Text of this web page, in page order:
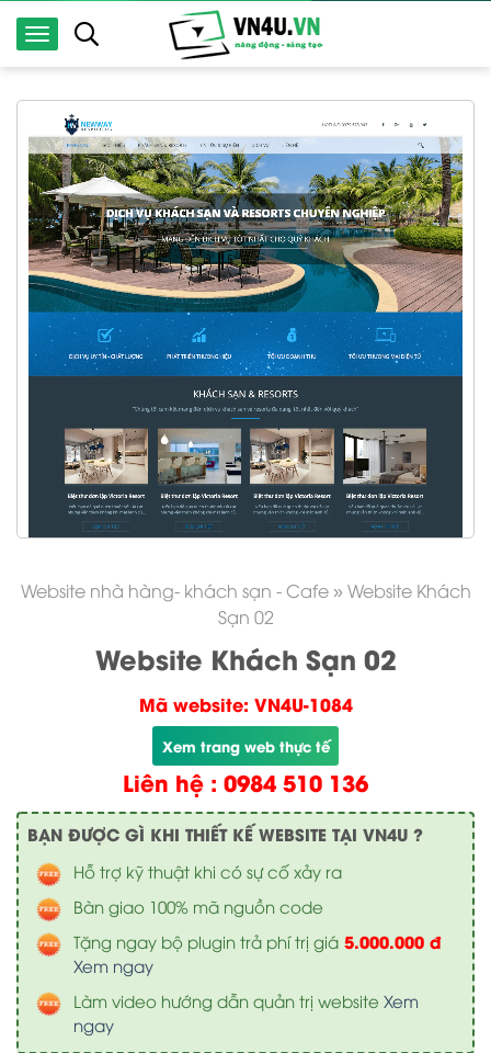
Website nhà hàng- khách sạn - Cafe» Website Khách
Sạn 02
Website Khách Sạn 02
Mã website: VN4U-1084
Xem trang web thực tế
Liên hệ : 0984 510 136
BẠN ĐƯỢC GÌ KHI THIẾT KẾ WEBSITE TẠI VN4U ?
Hỗ trợ kỹ thuật khi có sự cố xảy ra
Bàn giao 100% mã nguồn code
Tặng ngay bộ plugin trả phí trị giá 5.000.000 đ
Xem ngay
Làm video hướng dẫn quản trị website Xem
ngay